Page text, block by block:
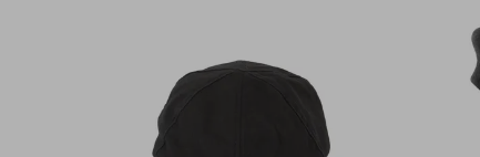
favoris